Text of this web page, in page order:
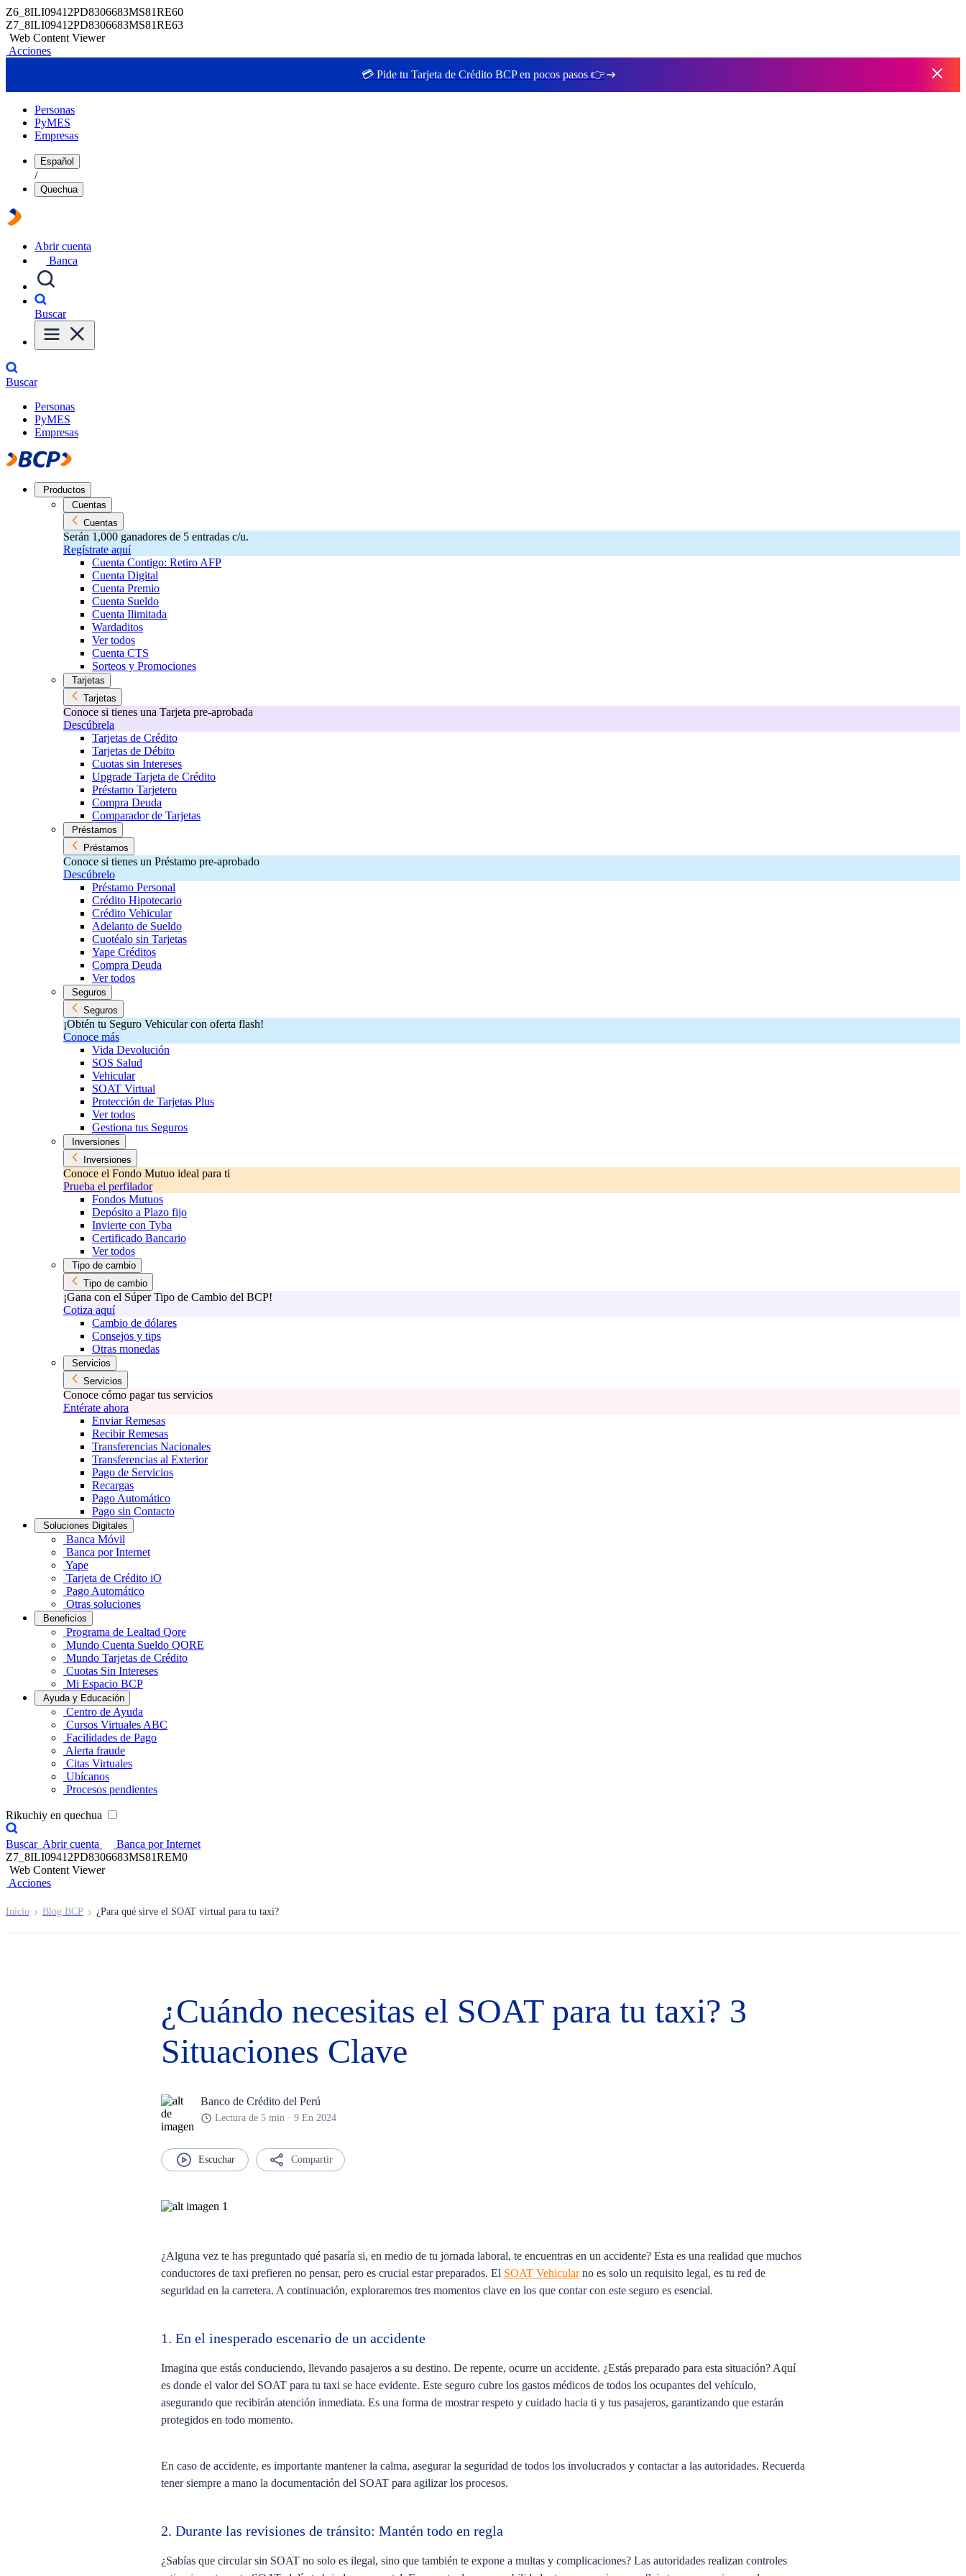
Z6_8ILI09412PD8306683MS81RE60
Z7_8ILI09412PD8306683MS81RE63
Web Content Viewer
Acciones
💳 Pide tu Tarjeta de Crédito BCP en pocos pasos 👉
Personas
PyMES
Empresas
Español
/
Quechua
Abrir cuenta
Banca
Buscar
Buscar
Personas
PyMES
Empresas
Productos
Cuentas
Cuentas
Serán 1,000 ganadores de 5 entradas c/u.
Regístrate aquí
Cuenta Contigo: Retiro AFP
Cuenta Digital
Cuenta Premio
Cuenta Sueldo
Cuenta Ilimitada
Wardaditos
Ver todos
Cuenta CTS
Sorteos y Promociones
Tarjetas
Tarjetas
Conoce si tienes una Tarjeta pre-aprobada
Descúbrela
Tarjetas de Crédito
Tarjetas de Débito
Cuotas sin Intereses
Upgrade Tarjeta de Crédito
Préstamo Tarjetero
Compra Deuda
Comparador de Tarjetas
Préstamos
Préstamos
Conoce si tienes un Préstamo pre-aprobado
Descúbrelo
Préstamo Personal
Crédito Hipotecario
Crédito Vehicular
Adelanto de Sueldo
Cuotéalo sin Tarjetas
Yape Créditos
Compra Deuda
Ver todos
Seguros
Seguros
¡Obtén tu Seguro Vehicular con oferta flash!
Conoce más
Vida Devolución
SOS Salud
Vehicular
SOAT Virtual
Protección de Tarjetas Plus
Ver todos
Gestiona tus Seguros
Inversiones
Inversiones
Conoce el Fondo Mutuo ideal para ti
Prueba el perfilador
Fondos Mutuos
Depósito a Plazo fijo
Invierte con Tyba
Certificado Bancario
Ver todos
Tipo de cambio
Tipo de cambio
¡Gana con el Súper Tipo de Cambio del BCP!
Cotiza aquí
Cambio de dólares
Consejos y tips
Otras monedas
Servicios
Servicios
Conoce cómo pagar tus servicios
Entérate ahora
Enviar Remesas
Recibir Remesas
Transferencias Nacionales
Transferencias al Exterior
Pago de Servicios
Recargas
Pago Automático
Pago sin Contacto
Soluciones Digitales
Banca Móvil
Banca por Internet
Yape
Tarjeta de Crédito iO
Pago Automático
Otras soluciones
Beneficios
Programa de Lealtad Qore
Mundo Cuenta Sueldo QORE
Mundo Tarjetas de Crédito
Cuotas Sin Intereses
Mi Espacio BCP
Ayuda y Educación
Centro de Ayuda
Cursos Virtuales ABC
Facilidades de Pago
Alerta fraude
Citas Virtuales
Ubícanos
Procesos pendientes
Rikuchiy en quechua
Buscar Abrir cuenta
Banca por Internet
Z7_8ILI09412PD8306683MS81REM0
Web Content Viewer
Acciones
Inicio Blog BCP ¿Para qué sirve el SOAT virtual para tu taxi?
¿Cuándo necesitas el SOAT para tu taxi? 3
Situaciones Clave
Banco de Crédito del Perú
Lectura de 5 min · 9 En 2024
Compartir
¿Alguna vez te has preguntado qué pasaría si, en medio de tu jornada laboral, te encuentras en un accidente? Esta es una realidad que muchos
conductores de taxi prefieren no pensar, pero es crucial estar preparados. El SOAT Vehicularno es solo un requisito legal, es tu red de
seguridad en la carretera. A continuación, exploraremos tres momentos clave en los que contar con este seguro es esencial.
1. En el inesperado escenario de un accidente
Imagina que estás conduciendo, llevando pasajeros a su destino. De repente, ocurre un accidente. ¿Estás preparado para esta situación? Aquí
es donde el valor del SOAT para tu taxi se hace evidente. Este seguro cubre los gastos médicos de todos los ocupantes del vehículo,
asegurando que recibirán atención inmediata. Es una forma de mostrar respeto y cuidado hacia ti y tus pasajeros, garantizando que estarán
protegidos en todo momento.
En caso de accidente, es importante mantener la calma, asegurar la seguridad de todos los involucrados y contactar a las autoridades. Recuerda
tener siempre a mano la documentación del SOAT para agilizar los procesos.
2. Durante las revisiones de tránsito: Mantén todo en regla
¿Sabías que circular sin SOAT no solo es ilegal, sino que también te expone a multas y complicaciones? Las autoridades realizan controles